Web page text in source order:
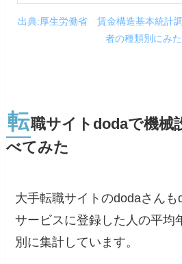
出典:厚生労働省 賃金構造基本統計
者の種類別にみ
転職サイトdodaで機械
べてみた
大手転職サイトのdodaさんも
サービスに登録した人の平均
別に集計しています。